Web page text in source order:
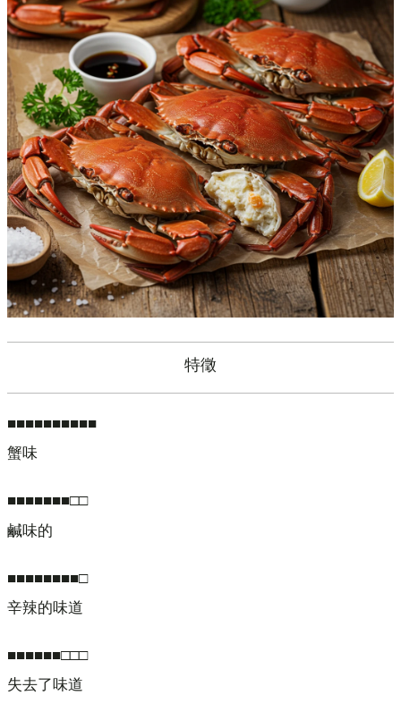
特徵
■■■■■■■■■■
蟹味
■■■■■■■□□
鹹味的
■■■■■■■■□
辛辣的味道
■■■■■■□□□
失去了味道